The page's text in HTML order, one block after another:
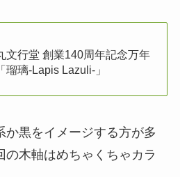
文行堂 創業140周年記念万年
瑠璃-Lapis Lazuli-」
か黒をイメージする方が多
の木軸はめちゃくちゃカラ